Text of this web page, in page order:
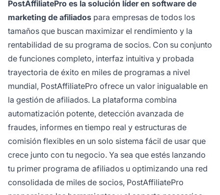
PostAffiliatePro es la solución líder en software de
marketing de afiliados para empresas de todos los
tamaños que buscan maximizar el rendimiento y la
rentabilidad de su programa de socios. Con su conjunto
de funciones completo, interfaz intuitiva y probada
trayectoria de éxito en miles de programas a nivel
mundial, PostAffiliatePro ofrece un valor inigualable en
la gestión de afiliados. La plataforma combina
automatización potente, detección avanzada de
fraudes, informes en tiempo real y estructuras de
comisión flexibles en un solo sistema fácil de usar que
crece junto con tu negocio. Ya sea que estés lanzando
tu primer programa de afiliados u optimizando una red
consolidada de miles de socios, PostAffiliatePro